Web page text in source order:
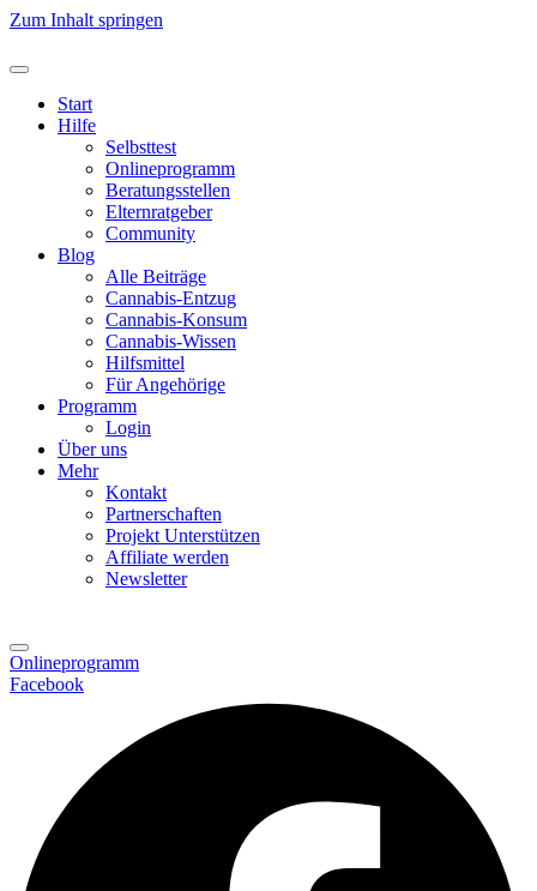
Zum Inhalt springen
Start
Hilfe
Selbsttest
Onlineprogramm
Beratungsstellen
Elternratgeber
Community
Blog
Alle Beiträge
Cannabis-Entzug
Cannabis-Konsum
Cannabis-Wissen
Hilfsmittel
Für Angehörige
Programm
Login
Über uns
Mehr
Kontakt
Partnerschaften
Projekt Unterstützen
Affiliate werden
Newsletter
Onlineprogramm
Facebook